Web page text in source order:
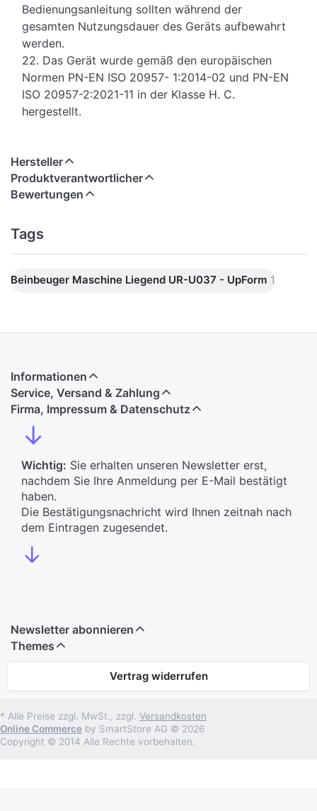
Bedienungsanleitung sollten während der
gesamten Nutzungsdauer des Geräts aufbewahrt
werden.
22. Das Gerät wurde gemäß den europäischen
Normen PN-EN ISO 20957- 1:2014-02 und PN-EN
ISO 20957-2:2021-11 in der Klasse H. C.
hergestellt.
Hersteller
Produktverantwortlicher
Bewertungen
Tags
Beinbeuger Maschine Liegend UR-U037 - UpForm 1
Informationen
Service, Versand & Zahlung
Firma, Impressum & Datenschutz
↓
Wichtig: Sie erhalten unseren Newsletter erst,
nachdem Sie Ihre Anmeldung per E-Mail bestätigt
haben.
Die Bestätigungsnachricht wird Ihnen zeitnah nach
dem Eintragen zugesendet.
↓
Newsletter abonnieren
Themes
Vertrag widerrufen
* Alle Preise zzgl. MwSt., zzgl. Versandkosten
Online Commerce by SmartStore AG © 2026
Copyright © 2014 Alle Rechte vorbehalten.